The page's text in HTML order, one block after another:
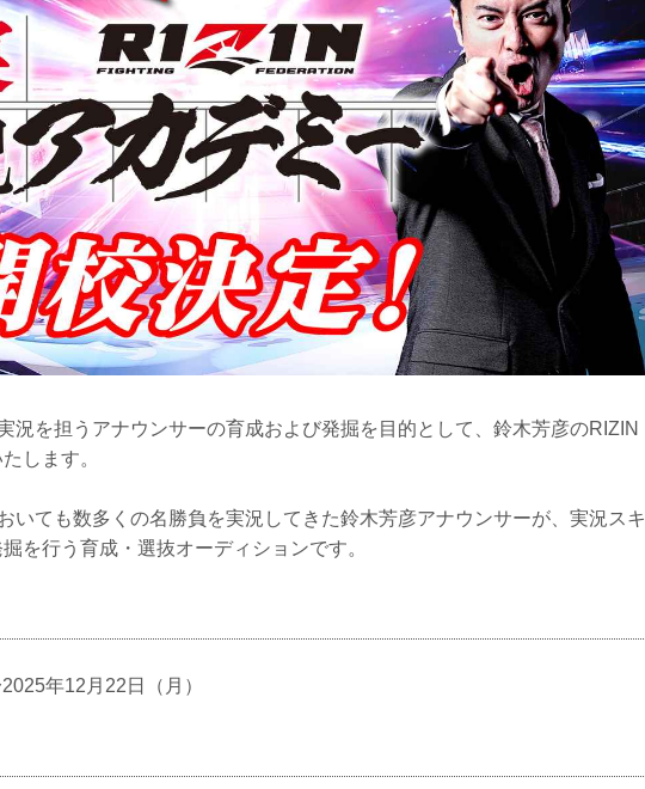
況を担うアナウンサーの育成および発掘を目的として、鈴木芳彦のRIZIN
します。
いても数多くの名勝負を実況してきた鈴木芳彦アナウンサーが、実況スキ
を行う育成・選抜オーディションです。
年12月22日（月）